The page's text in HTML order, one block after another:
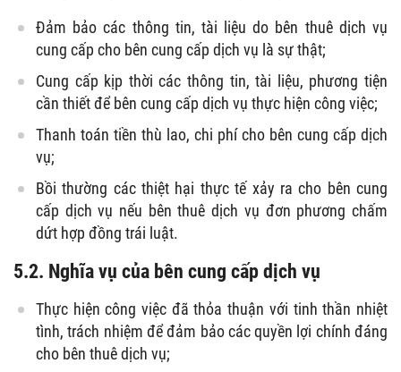
Đảm bảo các thông tin, tài liệu do bên thuê dịch vụ
cung cấp cho bên cung cấp dịch vụ là sự thật;
Cung cấp kịp thời các thông tin, tài liệu, phương tiện
cần thiết để bên cung cấp dịch vụ thực hiện công việc;
Thanh toán tiền thù lao, chi phí cho bên cung cấp dịch
vụ;
Bồi thường các thiệt hại thực tế xảy ra cho bên cung
cấp dịch vụ nếu bên thuê dịch vụ đơn phương chấm
dứt hợp đồng trái luật.
5.2. Nghĩa vụ của bên cung cấp dịch vụ
Thực hiện công việc đã thỏa thuận với tinh thần nhiệt
tình, trách nhiệm để đảm bảo các quyền lợi chính đáng
cho bên thuê dịch vụ;